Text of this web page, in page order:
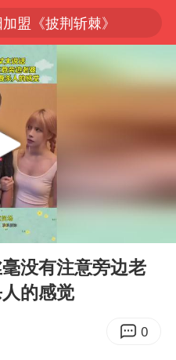
盟《披荆斩棘》
量超越利奇马、巴威
人第一股
4条线路全线停运
购 中一签有望赚20万元
生间补漏注胶花1.55万
径图
武汉3名城管协管员殴打摊主被刑拘
冰私人饭局被偷拍
没有注意旁边老
的感觉
0